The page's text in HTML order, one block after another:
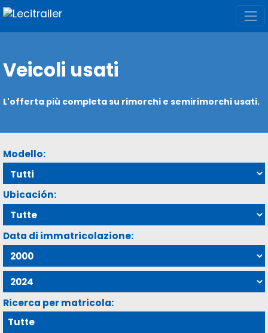
Veicoli usati
L'offerta più completa su rimorchi e semirimorchi usati.
Modello:
Ubicación:
Data di immatricolazione:
Ricerca per matricola: